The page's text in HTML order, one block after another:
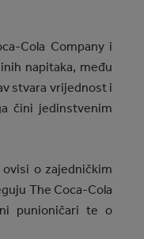
Company i
napitaka, među
stvara vrijednost i
čini jedinstvenim
o zajedničkim
The Coca‑Cola
punioničari te o